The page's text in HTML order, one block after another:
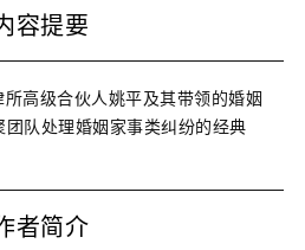
容提要
高级合伙人姚平及其带领的婚姻
队处理婚姻家事类纠纷的经典
者简介